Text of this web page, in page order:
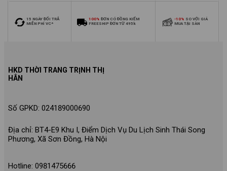
15 NGÀY ĐỔI TRẢ
MIỄN PHÍ VC*
100% ĐƠN CÓ ĐỒNG KIỂM
FREESHIP ĐƠN TỪ 495k
-10% SO VỚI GIÁ
MUA TẠI SÀN
HKD THỜI TRANG TRỊNH THỊ
HÂN
Số GPKD: 024189000690
Địa chỉ: BT4-E9 Khu I, Điểm Dịch Vụ Du Lịch Sinh Thái Song
Phương, Xã Sơn Đồng, Hà Nội
Hotline: 0981475666